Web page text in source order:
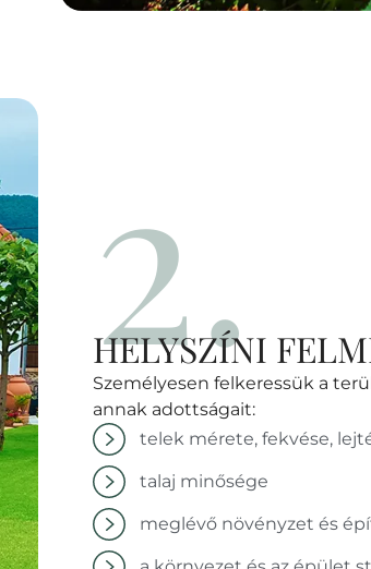
2.
HELYSZÍNI
Személyesen felkeressük a
annak adottságait:
telek mérete, fekvése,
talaj minősége
meglévő növényzet és